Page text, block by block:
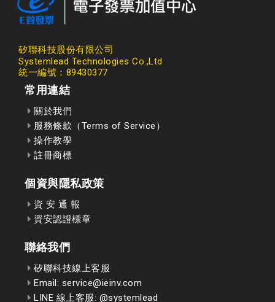
矽聯科技股份有限公司
Systemlead Technologies Co.,Ltd
統一編號：89430377
常用連結
關於我們
服務條款（Terms of Service）
操作教學
註冊商標
個資與隱私政策
資 安 通 報
資安認證標章
聯絡我們
矽聯科技線上客服
Email: service@ieinv.com
LINE 線上客服: @systemlead